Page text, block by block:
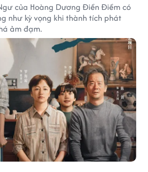
của Hoàng Dương Điền Điềm có
như kỳ vọng khi thành tích phát
ảm đạm.